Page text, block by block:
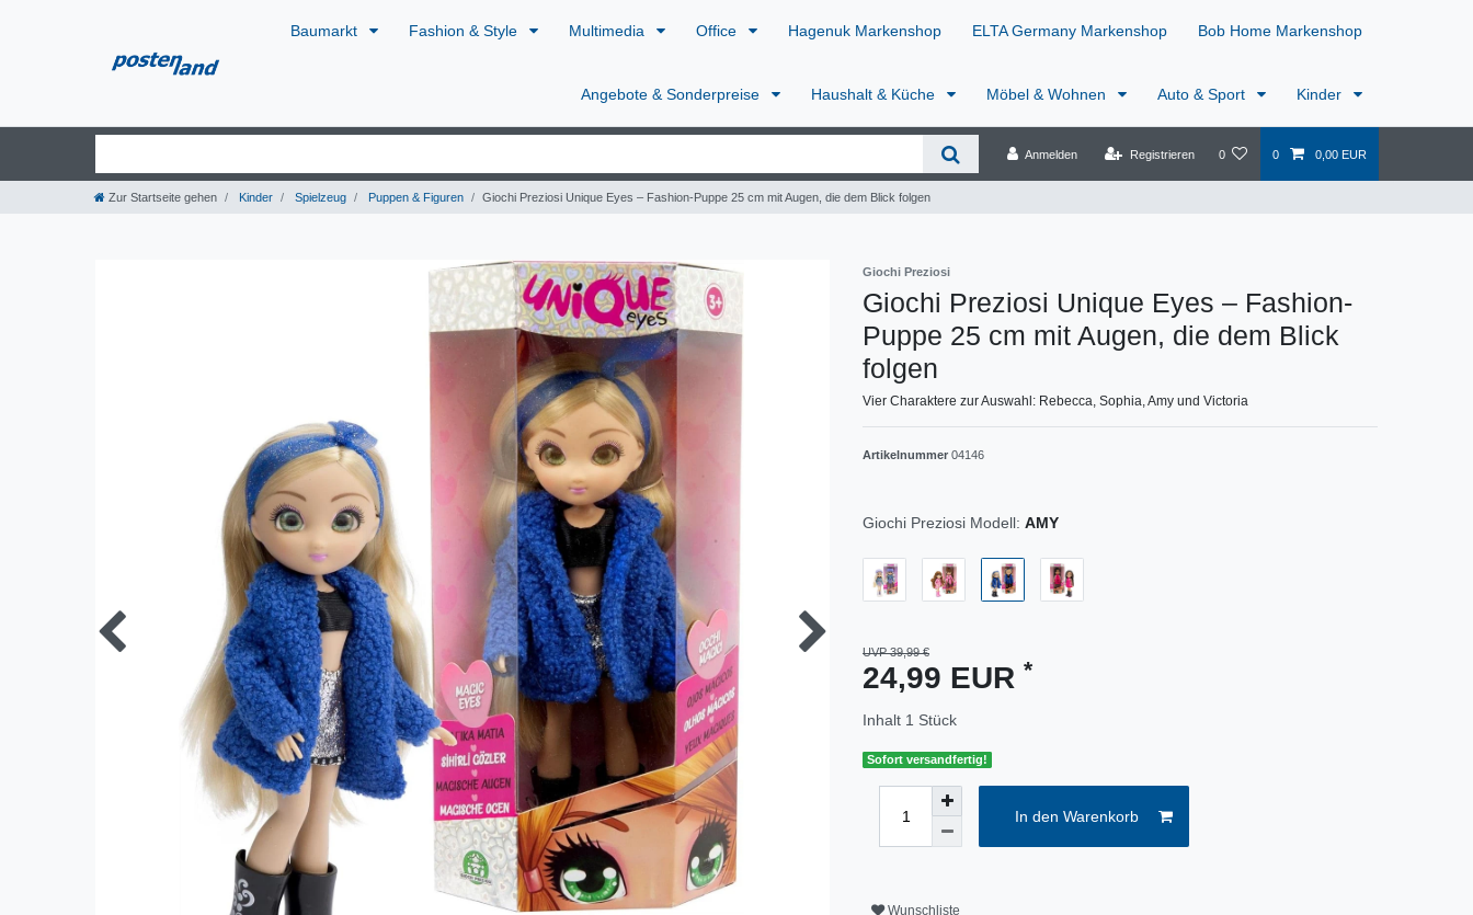
Baumarkt Fashion & Style Multimedia Office Hagenuk Markenshop ELTA Germany Markenshop Bob Home Markenshop
Angebote & Sonderpreise Haushalt & Küche Möbel & Wohnen Auto & Sport Kinder
Anmelden Registrieren 0 0 0,00 EUR
Zur Startseite gehen Kinder Spielzeug Puppen & Figuren Giochi Preziosi Unique Eyes – Fashion-Puppe 25 cm mit Augen, die dem Blick folgen
Giochi Preziosi
Giochi Preziosi Unique Eyes – Fashion-
Puppe 25 cm mit Augen, die dem Blick
folgen
Vier Charaktere zur Auswahl: Rebecca, Sophia, Amy und Victoria
Artikelnummer 04146
Giochi Preziosi Modell: AMY
UVP 39,99 €
24,99 EUR *
Inhalt 1 Stück
Sofort versandfertig!
In den Warenkorb
Wunschliste